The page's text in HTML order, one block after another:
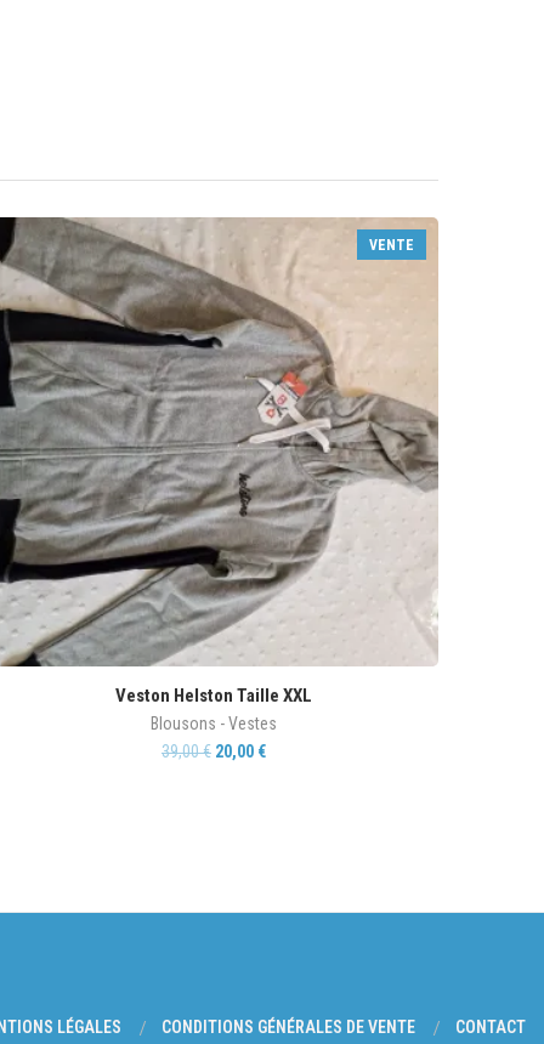
VENTE
Veston Helston Taille XXL
Blousons - Vestes
39,00€ 20,00 €
LÉGALES CONDITIONS GÉNÉRALES DE VENTE CONTACT